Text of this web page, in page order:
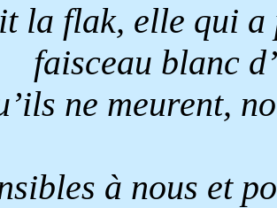
la flak, elle qui a
faisceau blanc
ne meurent,
à nous et